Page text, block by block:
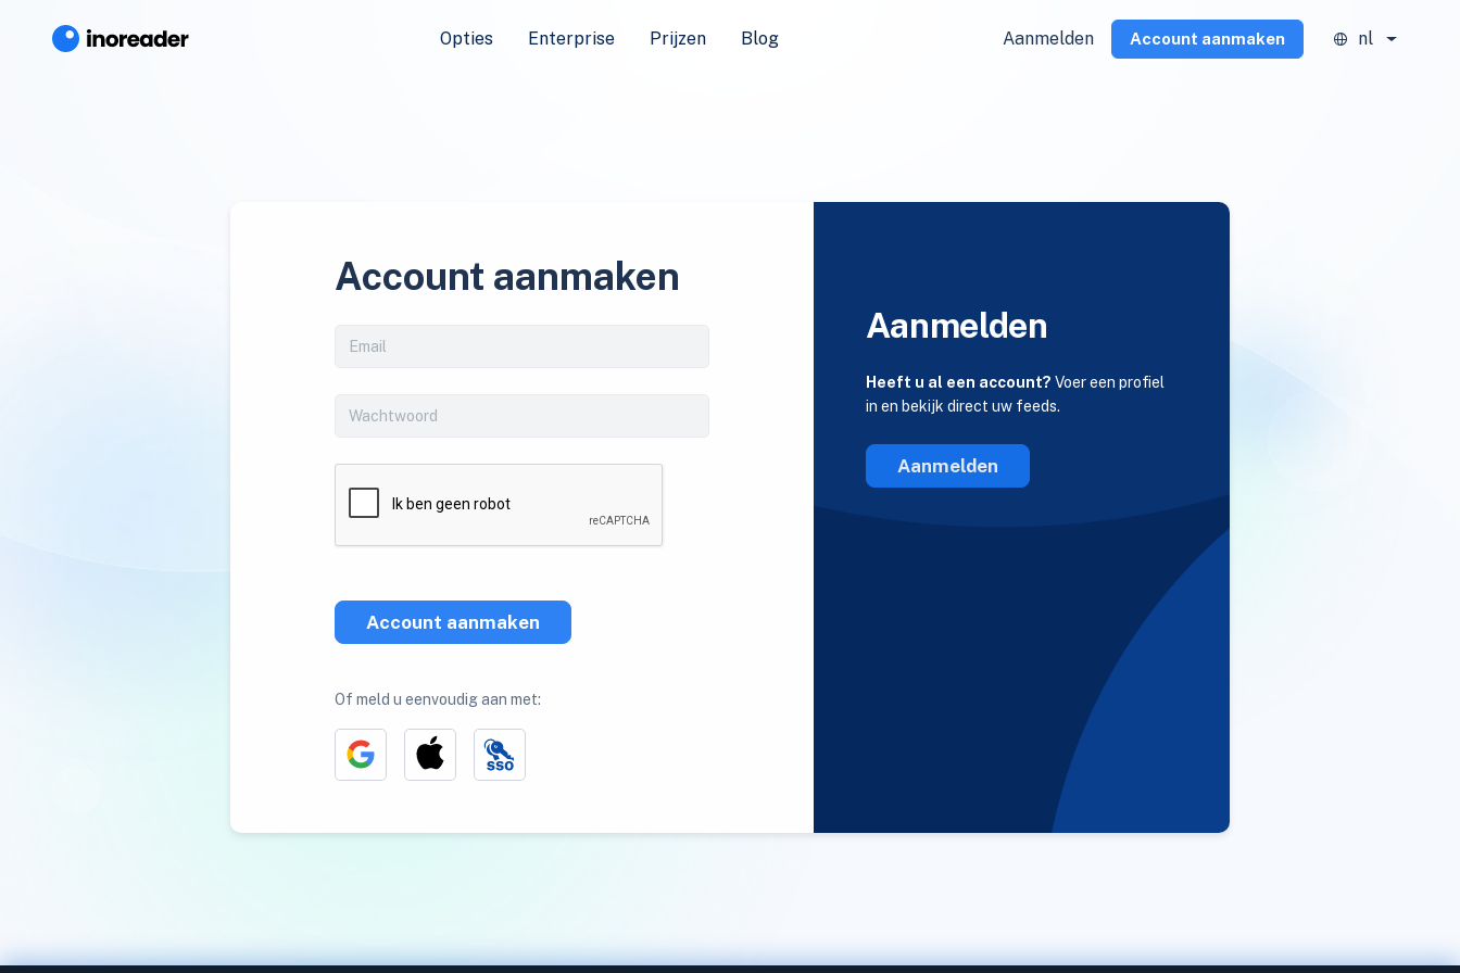
Opties Enterprise Prijzen Blog Aanmelden Account aanmaken nl
Account aanmaken
Account aanmaken
Of meld u eenvoudig aan met:
Aanmelden
Heeft u al een account? Voer een profiel
in en bekijk direct uw feeds.
Aanmelden